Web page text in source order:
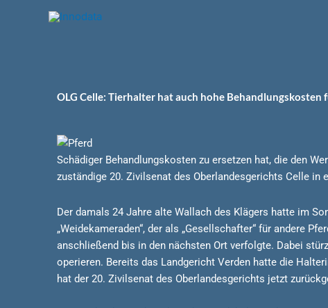
OLG Celle: Tierhalter hat auch hohe
Schädiger Behandlungskosten zu ersetzen hat, die den
zuständige 20. Zivilsenat des Oberlandesgerichts Celle in
Der damals 24 Jahre alte Wallach des Klägers hatte im
„Weidekameraden“, der als „Gesellschafter“ für andere
anschließend bis in den nächsten Ort verfolgte. Dabei
operieren. Bereits das Landgericht Verden hatte die
hat der 20. Zivilsenat des Oberlandesgerichts jetzt